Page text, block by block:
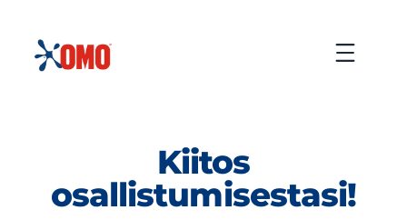
Kiitos
osallistumisestasi!